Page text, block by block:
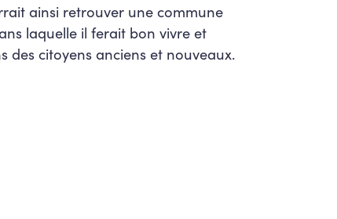
ainsi retrouver une commune
laquelle il ferait bon vivre et
des citoyens anciens et nouveaux.